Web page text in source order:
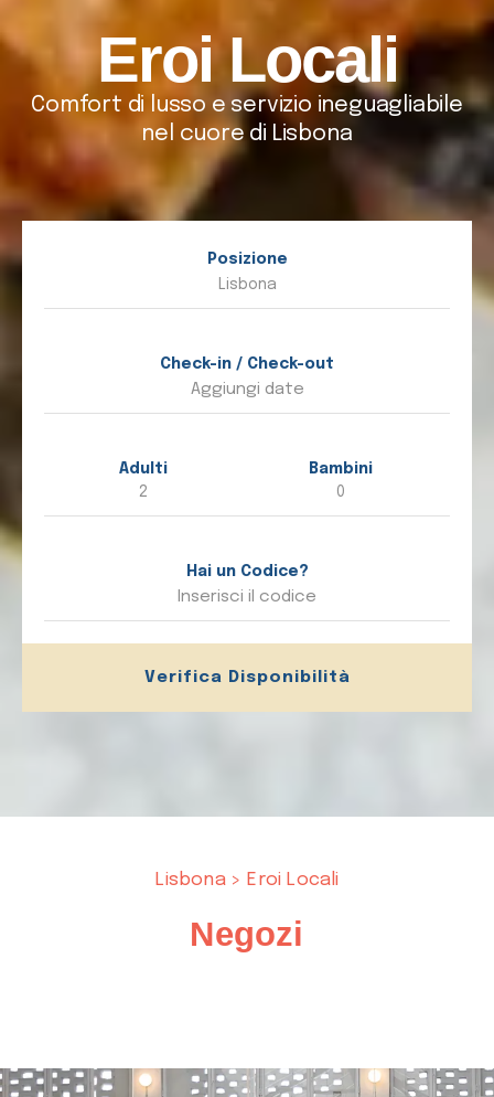
Eroi Locali
Comfort di lusso e servizio ineguagliabile
nel cuore di Lisbona
Posizione
Check-in / Check-out
Adulti Bambini
Hai un Codice?
Verifica Disponibilità
Lisbona > Eroi Locali
Negozi